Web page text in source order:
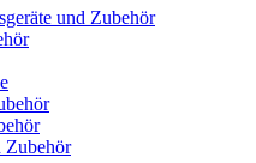
und Zubehör
Zubehör